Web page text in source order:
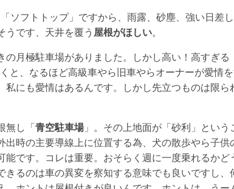
ソフトトップ」ですから、雨露、砂塵、強い日差
うです、天井を覆う 屋根がほしい。
月極駐車場がありました。しかし高い！高すぎる
と、なるほど高級車やら旧車やらオーナーが愛情
にも愛情はあるんです。しかし先立つものは限ら
無し「 青空駐車場」。その上地面が「砂利」という
出時の主要導線上に位置する為、犬の散歩やら子供
能です。コレは重要。おそらく週に一度乗れるかど
るのは車の異変を察知する意味でも良いですし、